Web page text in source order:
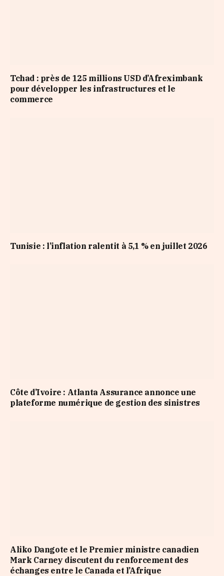
Tchad : près de 125 millions USD d’Afreximbank
pour développer les infrastructures et le
commerce
Tunisie : l’inflation ralentit à 5,1 % en juillet 2026
Côte d’Ivoire : Atlanta Assurance annonce une
plateforme numérique de gestion des sinistres
Aliko Dangote et le Premier ministre canadien
Mark Carney discutent du renforcement des
échanges entre le Canada et l’Afrique